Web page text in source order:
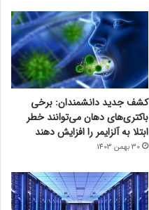
کشف جدید دانشمندان: برخی
باکتری‌های دهان می‌توانند خطر
ابتلا به آلزایمر را افزایش دهند
30 بهمن 1403